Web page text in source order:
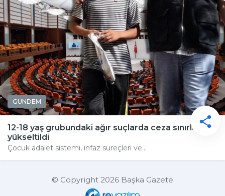
GÜNDEM
12-18 yaş grubundaki ağır suçlarda ceza sınırları
yükseltildi
Çocuk adalet sistemi, infaz süreçleri ve...
© Copyright 2026 Başka Gazete